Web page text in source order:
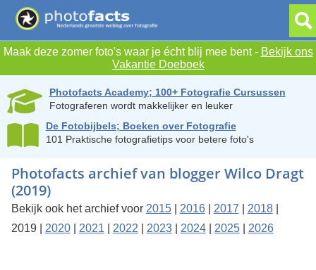
Maak deze zomer foto's waar je écht blij mee bent - Bekijk ons
Vakantie Doeboek
Photofacts Academy; 100+ Fotografie Cursussen
Fotograferen wordt makkelijker en leuker
De Fotobijbels; Boeken over Fotografie
101 Praktische fotografietips voor betere foto's
Photofacts archief van blogger Wilco Dragt
(2019)
Bekijk ook het archief voor 2015| 2016| 2017 2018|
2019 | 2020| 2021| 2022 2023| 2024| 2025| 2026